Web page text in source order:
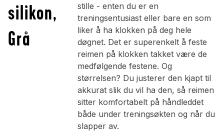
silikon,
Grå
stille - enten du er en
treningsentusiast eller bare en som
liker å ha klokken på deg hele
døgnet. Det er superenkelt å feste
reimen på klokken takket være de
medfølgende festene. Og
størrelsen? Du justerer den kjapt til
akkurat slik du vil ha den, så reimen
sitter komfortabelt på håndleddet
både under treningsøkten og når du
slapper av.